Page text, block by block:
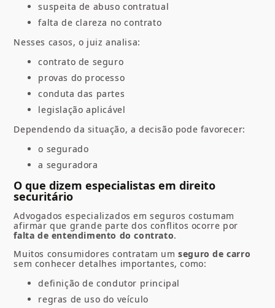
suspeita de abuso contratual
falta de clareza no contrato
Nesses casos, o juiz analisa:
contrato de seguro
provas do processo
conduta das partes
legislação aplicável
Dependendo da situação, a decisão pode favorecer:
o segurado
a seguradora
O que dizem especialistas em direito
securitário
Advogados especializados em seguros costumam
afirmar que grande parte dos conflitos ocorre por
falta de entendimento do contrato.
Muitos consumidores contratam umseguro de carro
sem conhecer detalhes importantes, como:
definição de condutor principal
regras de uso do veículo